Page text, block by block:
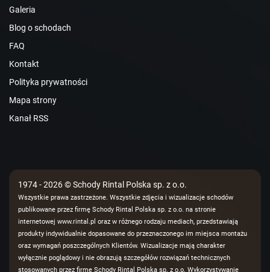
Galeria
Blog o schodach
FAQ
Kontakt
Polityka prywatności
Mapa strony
Kanał RSS
1974 - 2026 © Schody Rintal Polska sp. z o.o.
Wszystkie prawa zastrzeżone. Wszystkie zdjęcia i wizualizacje schodów
publikowane przez firmę Schody Rintal Polska sp. z o.o. na stronie
internetowej www.rintal.pl oraz w różnego rodzaju mediach, przedstawiają
produkty indywidualnie dopasowane do przeznaczonego im miejsca montażu
oraz wymagań poszczególnych Klientów. Wizualizacje mają charakter
wyłącznie poglądowy i nie obrazują szczegółów rozwiązań technicznych
stosowanych przez firmę Schody Rintal Polska sp. z o.o. Wykorzystywanie